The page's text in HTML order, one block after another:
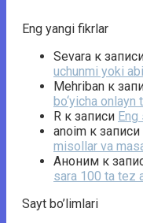
Eng yangi fikrlar
Sevara к
uchunmi yoki
Mehriban к
bo‘yicha onlayn
R к записи
anoim к записи
misollar va
Аноним к
sara 100 ta tez
Sayt bo’limlari